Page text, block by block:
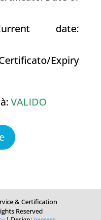
date:
Expiry
VALIDO
& Certification
Reserved